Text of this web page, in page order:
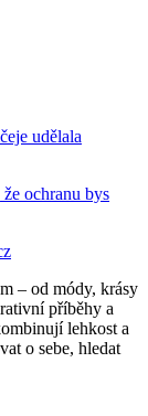
udělala
že ochranu bys
– od módy, krásy
příběhy a
lehkost a
o sebe, hledat